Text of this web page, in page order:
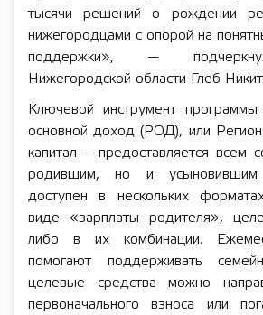
тысячи решений о рождении
нижегородцами с опорой на
поддержки», —
Нижегородской области Глеб
Ключевой инструмент
основной доход (РОД), или
капитал – предоставляется всем
родившим, но и
доступен в нескольких
виде «зарплаты родителя»,
либо в их комбинации.
помогают поддерживать
целевые средства можно
первоначального взноса или